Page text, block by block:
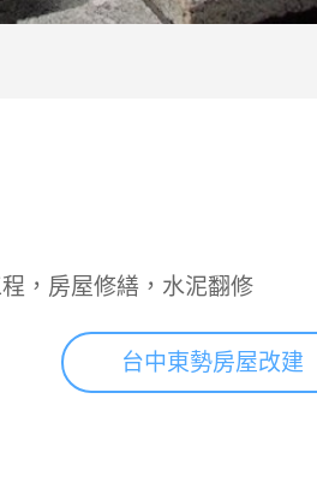
，房屋修繕，水泥翻修
台中東勢房屋改建